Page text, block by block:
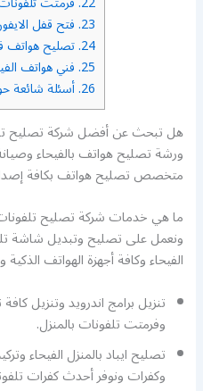
23. فتح قفل
24. تصليح هواتف
25. فني هواتف
26. أسئلة شائعة
هل تبحث عن أفضل شركة تصليح
ورشة تصليح هواتف بالفيحاء
متخصص تصليح هواتف بكافة
ما هي خدمات شركة تصليح
ونعمل على تصليح وتبديل شاشة
الفيحاء وكافة أجهزة الهواتف الذكية
وفرمتت تلفونات بالمنزل.
تصليح ايباد بالمنزل الفيحاء
وكفرات ونوفر أحدث كفرات تلفونات